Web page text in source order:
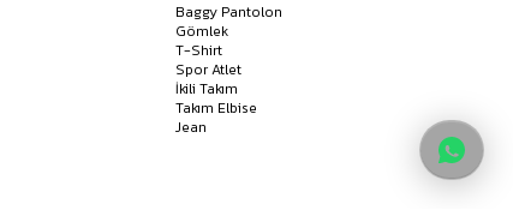
Baggy Pantolon
Gömlek
T-Shirt
Spor Atlet
İkili Takım
Takım Elbise
Jean